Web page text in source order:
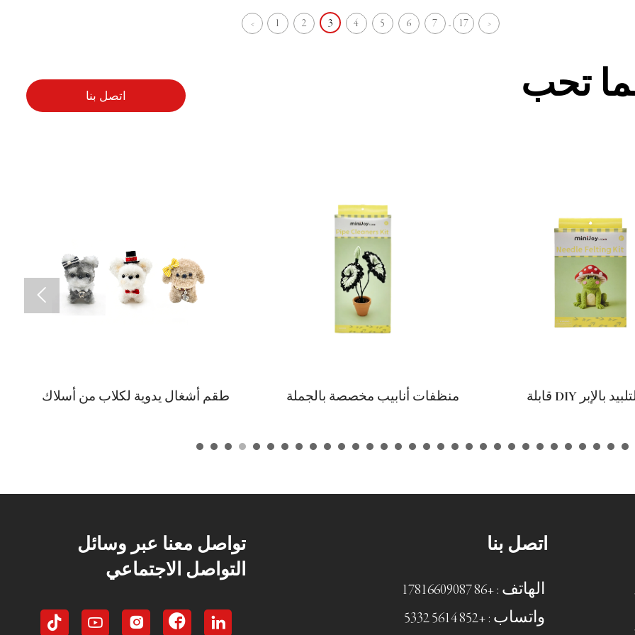
< 1 2 3 4 5 6 7 ... 17 >
تحب اتصل بنا
منظفات أنابيب مخصصة بالجملة
مجموعة التلبيد بالإبر DIY قابلة
إيجابية من سمندل

اتصل بنا
الهاتف : +86 17816609087
واتساب : +852 5614 5332
تواصل معنا عبر وسائل
التواصل الاجتماعي




